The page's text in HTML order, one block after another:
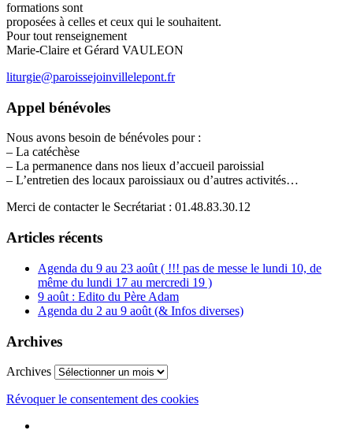
formations sont
proposées à celles et ceux qui le souhaitent.
Pour tout renseignement
Marie-Claire et Gérard VAULEON
liturgie@paroissejoinvillelepont.fr
Appel bénévoles
Nous avons besoin de bénévoles pour :
– La catéchèse
– La permanence dans nos lieux d’accueil paroissial
– L’entretien des locaux paroissiaux ou d’autres activités…
Merci de contacter le Secrétariat : 01.48.83.30.12
Articles récents
Agenda du 9 au 23 août ( !!! pas de messe le lundi 10, de
même du lundi 17 au mercredi 19 )
9 août : Edito du Père Adam
Agenda du 2 au 9 août (& Infos diverses)
Archives
Archives
Révoquer le consentement des cookies